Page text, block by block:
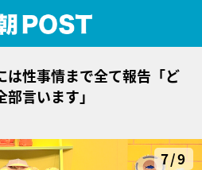
は性事情まで全て報告「ど
言います」
7/9